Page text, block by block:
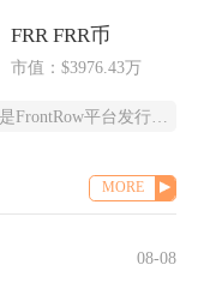
FRR FRR币
市值：$3976.43万
FRR币是FrontRow平台发行的实用型代币，全称为Frontrow币，基于以太坊区块链
MORE
08-08